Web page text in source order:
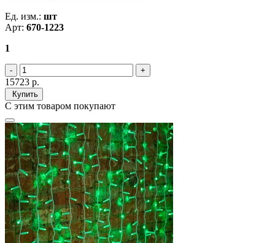
Ед. изм.: шт
Арт: 670-1223
1
15723 р.
Купить
С этим товаром покупают